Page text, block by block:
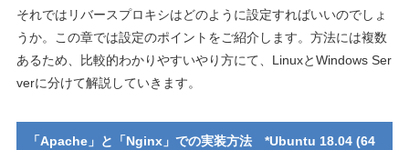
それではリバースプロキシはどのように設定すればいいのでしょ
うか。この章では設定のポイントをご紹介します。方法には複数
あるため、比較的わかりやすいやり方にて、LinuxとWindows Ser
verに分けて解説していきます。
「Apache」と「Nginx」での実装方法 *Ubuntu 18.04 (64